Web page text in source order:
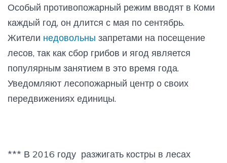
Особый противопожарный режим вводят в Коми
каждый год, он длится с мая по сентябрь.
Жители недовольны запретами на посещение
лесов, так как сбор грибов и ягод является
популярным занятием в это время года.
Уведомляют лесопожарный центр о своих
передвижениях единицы.
*** В 2016 году разжигать костры в лесах